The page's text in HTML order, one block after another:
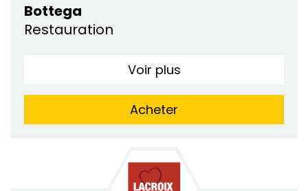
Bottega
Restauration
Voir plus
Acheter